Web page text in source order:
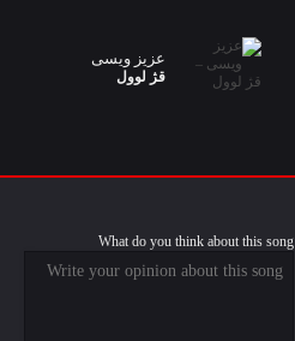
عزیز ویسی
قژ لوول
What do you think about this song